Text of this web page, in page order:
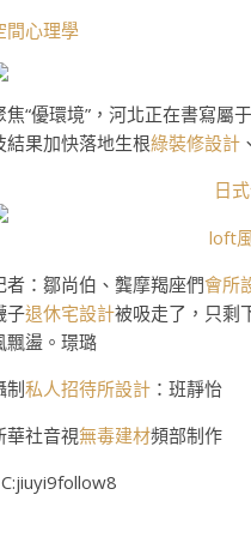
間心理學
焦“優環境”，河北正在書寫屬
結果加快落地生根綠裝修設計
日
loft
者：鄒尚伯、龔摩羯座們會所
子退休宅設計被吸走了，只剩
飄盪。璟璐
制私人招待所設計 ：班靜怡
華社音視無毒建材頻部制作